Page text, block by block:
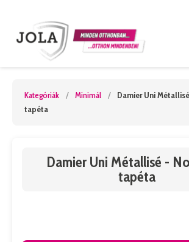
Kategóriák / Minimál /
Damier Uni
tapéta
Damier Uni Métallisé -
tapéta